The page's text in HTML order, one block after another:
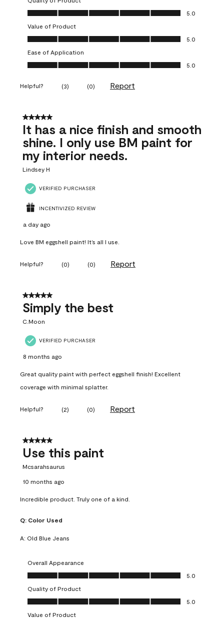
Quality of Product, 5.0 out of 5
5.0
Value of Product
Value of Product, 5.0 out of 5
5.0
Ease of Application
Ease of Application, 5.0 out of 5
5.0
Helpful? (3) (0) Report
5 out of 5 stars.
It has a nice finish and smooth
shine. I only use BM paint for
my interior needs.
Lindsey H
VERIFIED PURCHASER
INCENTIVIZED REVIEW
a day ago
Love BM eggshell paint! It’s all I use.
Helpful? (0) (0) Report
5 out of 5 stars.
Simply the best
C.Moon
VERIFIED PURCHASER
8 months ago
Great quality paint with perfect eggshell finish! Excellent
coverage with minimal splatter.
Helpful? (2) (0) Report
5 out of 5 stars.
Use this paint
Mcsarahsaurus
10 months ago
Incredible product. Truly one of a kind.
Q: Color Used
A: Old Blue Jeans
Overall Appearance
Overall Appearance, 5.0 out of 5
5.0
Quality of Product
Quality of Product, 5.0 out of 5
5.0
Value of Product